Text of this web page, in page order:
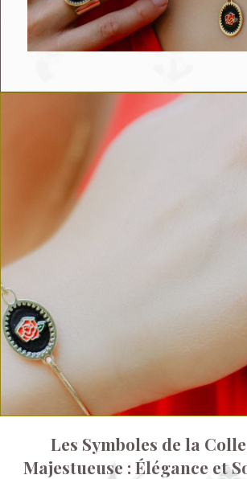
Les Symboles de la
Majestueuse : Élégance et